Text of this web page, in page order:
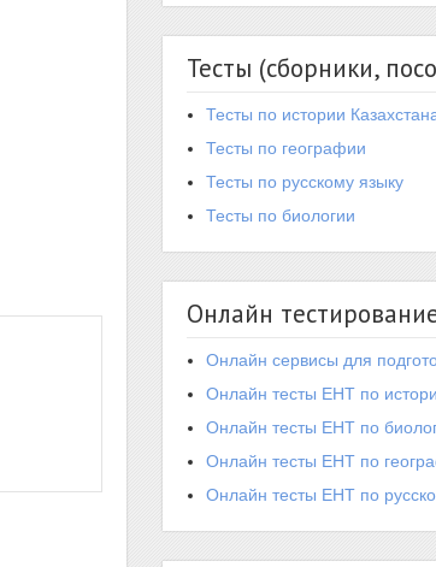
Тесты (сборники,
Тесты по истории
Тесты по географии
Тесты по русскому языку
Тесты по биологии
Онлайн
Онлайн сервисы для
Онлайн тесты ЕНТ по
Онлайн тесты ЕНТ по
Онлайн тесты ЕНТ по
Онлайн тесты ЕНТ по